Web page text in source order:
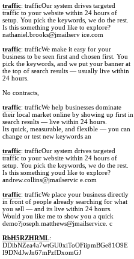
traffic: trafficOur system drives targeted
traffic to your website within 24 hours of
setup. You pick the keywords, we do the rest.
Is this something youd like to explore?
nathaniel.brooks@jmailserv ice.com
traffic: trafficWe make it easy for your
business to be seen first and chosen first. You
pick the keywords, and we put your banner at
the top of search results — usually live within
24 hours.
No contracts,
traffic: trafficWe help businesses dominate
their local market online by showing up first in
search results — live within 24 hours.
Its quick, measurable, and flexible — you can
change or test new keywords an
traffic: trafficOur system drives targeted
traffic to your website within 24 hours of
setup. You pick the keywords, we do the rest.
Is this something youd like to explore?
andrew.collins@jmailservic e.com
traffic: trafficWe place your business directly
in front of people already searching for what
you sell — and its live within 24 hours.
Would you like me to show you a quick
demo?joseph.matthews@jmailservice. c
RbH5RZHRML:
DDibNZea4a7wtGU0xiToOFiipmBGe81O9E
I9DNdJwJn67mPzfDxomGJ